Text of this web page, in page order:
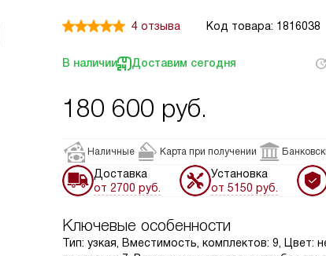
4 отзыва Код товара: 1816038
В наличии Доставим сегодня
180 600 руб.
Наличные Карта при получении
Доставка
от 2700 руб.
Установка
от 5150 руб.
Ключевые особенности
Тип: узкая, Вместимость, комплектов: 9, Цвет: